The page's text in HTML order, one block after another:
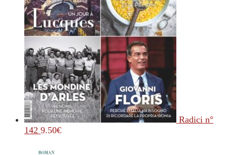
Radici n°
142 9.50€